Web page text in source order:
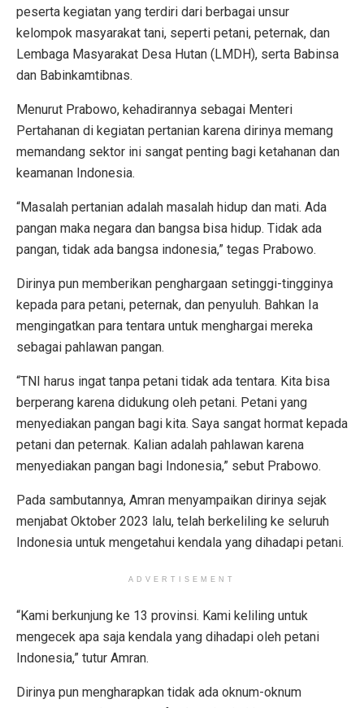
peserta kegiatan yang terdiri dari berbagai unsur
kelompok masyarakat tani, seperti petani, peternak, dan
Lembaga Masyarakat Desa Hutan (LMDH), serta Babinsa
dan Babinkamtibnas.
Menurut Prabowo, kehadirannya sebagai Menteri
Pertahanan di kegiatan pertanian karena dirinya memang
memandang sektor ini sangat penting bagi ketahanan dan
keamanan Indonesia.
“Masalah pertanian adalah masalah hidup dan mati. Ada
pangan maka negara dan bangsa bisa hidup. Tidak ada
pangan, tidak ada bangsa indonesia,” tegas Prabowo.
Dirinya pun memberikan penghargaan setinggi-tingginya
kepada para petani, peternak, dan penyuluh. Bahkan Ia
mengingatkan para tentara untuk menghargai mereka
sebagai pahlawan pangan.
“TNI harus ingat tanpa petani tidak ada tentara. Kita bisa
berperang karena didukung oleh petani. Petani yang
menyediakan pangan bagi kita. Saya sangat hormat kepada
petani dan peternak. Kalian adalah pahlawan karena
menyediakan pangan bagi Indonesia,” sebut Prabowo.
Pada sambutannya, Amran menyampaikan dirinya sejak
menjabat Oktober 2023 lalu, telah berkeliling ke seluruh
Indonesia untuk mengetahui kendala yang dihadapi petani.
ADVERTISEMENT
“Kami berkunjung ke 13 provinsi. Kami keliling untuk
mengecek apa saja kendala yang dihadapi oleh petani
Indonesia,” tutur Amran.
Dirinya pun mengharapkan tidak ada oknum-oknum